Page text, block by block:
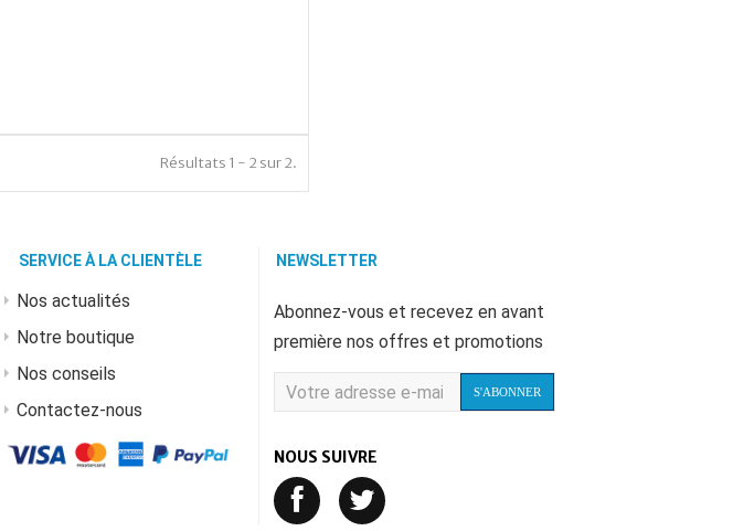
Résultats 1 - 2 sur 2.
SERVICE À LA CLIENTÈLE
Nos actualités
Notre boutique
Nos conseils
Contactez-nous
NEWSLETTER
Abonnez-vous et recevez en avant
première nos offres et promotions
S'ABONNER
NOUS SUIVRE